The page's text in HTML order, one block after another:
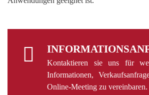
Kontaktieren sie uns für
Informationen,
Online-Meeting zu vereinbaren.